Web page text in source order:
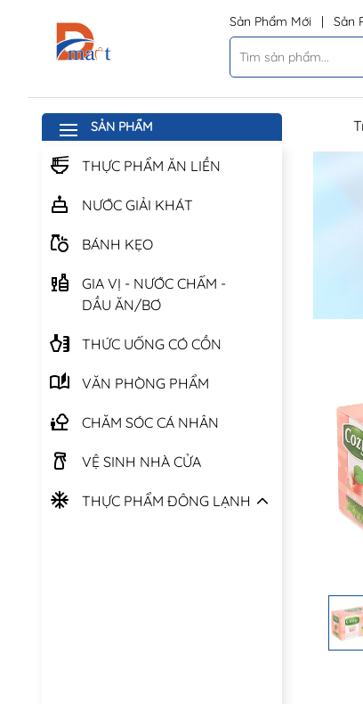
Sản Phẩm Mới | Sản
SẢN PHẨM
THỰC PHẨM ĂN LIỀN
NƯỚC GIẢI KHÁT
BÁNH KẸO
GIA VỊ - NƯỚC CHẤM -
DẦU ĂN/BƠ
THỨC UỐNG CÓ CỒN
VĂN PHÒNG PHẨM
CHĂM SÓC CÁ NHÂN
VỆ SINH NHÀ CỬA
THỰC PHẨM ĐÔNG LẠNH